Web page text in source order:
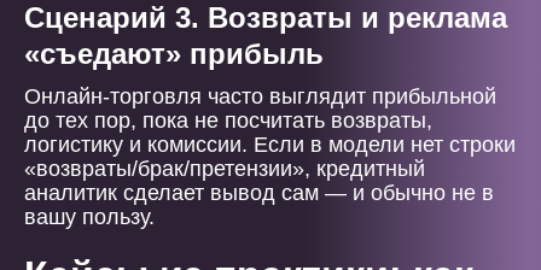
Сценарий 3. Возвраты и реклама
«съедают» прибыль
Онлайн-торговля часто выглядит прибыльной
до тех пор, пока не посчитать возвраты,
логистику и комиссии. Если в модели нет строки
«возвраты/брак/претензии», кредитный
аналитик сделает вывод сам — и обычно не в
вашу пользу.